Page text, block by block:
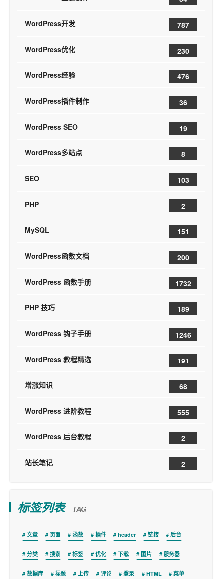
WordPress开发 787
WordPress优化 230
WordPress经验 476
WordPress插件制作 36
WordPress SEO 19
WordPress多站点 8
SEO 103
PHP 2
MySQL 151
WordPress函数文档 200
WordPress 函数手册 1732
PHP 技巧 189
WordPress 钩子手册 1246
WordPress 教程精选 191
增涨知识 68
WordPress 进阶教程 555
WordPress 后台教程 2
站长笔记 2
标签列表 TAG
文章 页面 函数 插件 header 链接 后台
分类 搜索 标签 优化 下载 图片 服务器
数据库 标题 上传 评论 登录 HTML 菜单